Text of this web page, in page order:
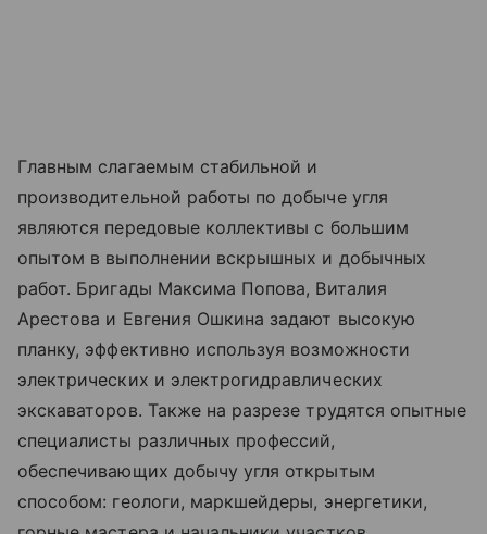
Главным слагаемым стабильной и
производительной работы по добыче угля
являются передовые коллективы с большим
опытом в выполнении вскрышных и добычных
работ. Бригады Максима Попова, Виталия
Арестова и Евгения Ошкина задают высокую
планку, эффективно используя возможности
электрических и электрогидравлических
экскаваторов. Также на разрезе трудятся опытные
специалисты различных профессий,
обеспечивающих добычу угля открытым
способом: геологи, маркшейдеры, энергетики,